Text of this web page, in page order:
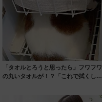
「タオルとろうと思ったら」フワフワ
の丸いタオルが！？「これで拭くしか